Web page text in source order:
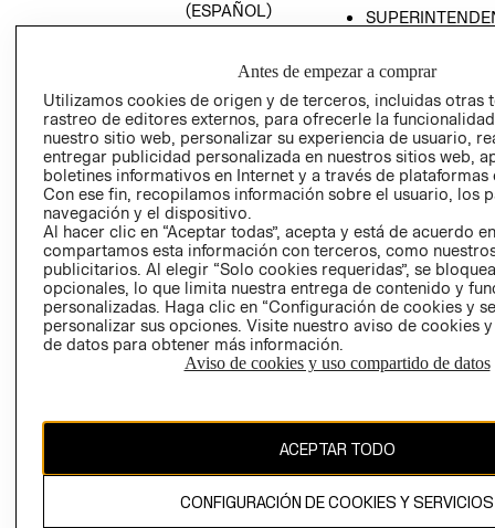
(ESPAÑOL)
TRANSPARENCIA
PETICIONES
QUEJAS Y
RECLAMOS
Colombia ($)
CAMBIAR REGIÓN
El contenido de esta página web está protegido por copyright y es
propiedad de H&M Hennes & Mauritz AB.
Antes de empezar a comprar
Utilizamos cookies de origen y de terceros, incluidas otras
rastreo de editores externos, para ofrecerle la
nuestro sitio web, personalizar su experiencia de usuario,
entregar publicidad personalizada en nuestros sitios web,
boletines informativos en Internet y a través de plataformas
Con ese fin, recopilamos información sobre el usuario, los
navegación y el dispositivo.
Al hacer clic en “Aceptar todas”, acepta y está de acuerdo
compartamos esta información con terceros, como
publicitarios. Al elegir “Solo cookies requeridas”, se
opcionales, lo que limita nuestra entrega de contenido y
personalizadas. Haga clic en “Configuración de cookies y
personalizar sus opciones. Visite nuestro aviso de cookies
de datos para obtener más información.
Aviso de cookies y uso compartido de datos
ACEPTAR TODO
CONFIGURACIÓN DE COOKIES Y SERVICIOS